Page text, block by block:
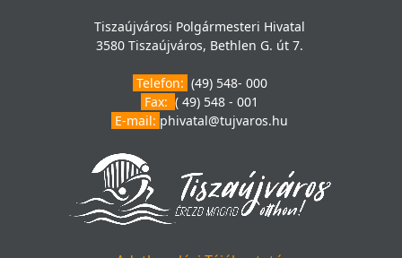
Tiszaújvárosi Polgármesteri Hivatal
3580 Tiszaújváros, Bethlen G. út 7.
Telefon: (49) 548- 000
Fax: ( 49) 548 - 001
E-mail: phivatal@tujvaros.hu